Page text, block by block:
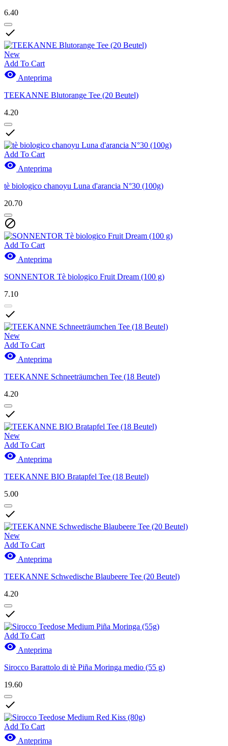
6.40

New
Add To Cart
 Anteprima
TEEKANNE Blutorange Tee (20 Beutel)
4.20

Add To Cart
 Anteprima
tè biologico chanoyu Luna d'arancia N°30 (100g)
20.70

Add To Cart
 Anteprima
SONNENTOR Tè biologico Fruit Dream (100 g)
7.10

New
Add To Cart
 Anteprima
TEEKANNE Schneeträumchen Tee (18 Beutel)
4.20

New
Add To Cart
 Anteprima
TEEKANNE BIO Bratapfel Tee (18 Beutel)
5.00

New
Add To Cart
 Anteprima
TEEKANNE Schwedische Blaubeere Tee (20 Beutel)
4.20

Add To Cart
 Anteprima
Sirocco Barattolo di tè Piña Moringa medio (55 g)
19.60

Add To Cart
 Anteprima